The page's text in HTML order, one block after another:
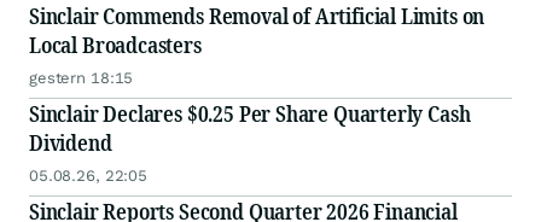
Sinclair Commends Removal of Artificial Limits on
Local Broadcasters
gestern 18:15
Sinclair Declares $0.25 Per Share Quarterly Cash
Dividend
05.08.26, 22:05
Sinclair Reports Second Quarter 2026 Financial